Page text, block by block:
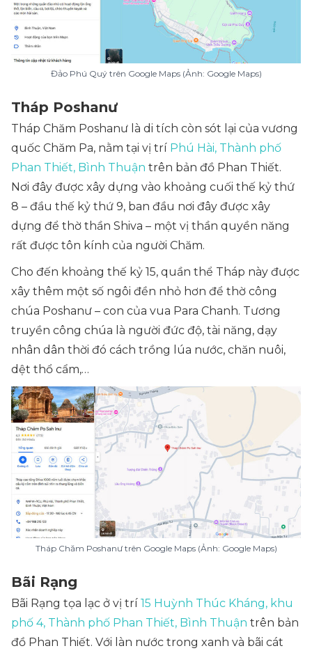
Đảo Phú Quý trên Google Maps (Ảnh: Google Maps)
Tháp Poshanư
Tháp Chăm Poshanư là di tích còn sót lại của vương
quốc Chăm Pa, nằm tại vị trí Phú Hài, Thành phố
Phan Thiết, Bình Thuận trên bản đồ Phan Thiết.
Nơi đây được xây dựng vào khoảng cuối thế kỷ thứ
8 – đầu thế kỷ thứ 9, ban đầu nơi đây được xây
dựng để thờ thần Shiva – một vị thần quyền năng
rất được tôn kính của người Chăm.
Cho đến khoảng thế kỷ 15, quần thể Tháp này được
xây thêm một số ngôi đền nhỏ hơn để thờ công
chúa Poshanư – con của vua Para Chanh. Tương
truyền công chúa là người đức độ, tài năng, dạy
nhân dân thời đó cách trồng lúa nước, chăn nuôi,
dệt thổ cẩm,…
Tháp Chăm Poshanư trên Google Maps (Ảnh: Google Maps)
Bãi Rạng
Bãi Rạng tọa lạc ở vị trí 15 Huỳnh Thúc Kháng, khu
phố 4, Thành phố Phan Thiết, Bình Thuận trên bản
đồ Phan Thiết. Với làn nước trong xanh và bãi cát